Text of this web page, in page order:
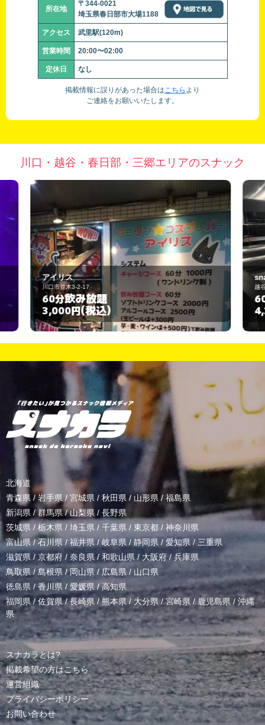
所在地
〒344-0021
埼玉県春日部市大場1188
アクセス 武里駅(120m)
営業時間 20:00〜02:00
定休日 なし
掲載情報に誤りがあった場合はこちら より
ご連絡をお願いいたします。
川口・越谷・春日部・三郷エリアのスナック
snack &me
越谷市南越谷4-11-14
60分飲み放題
4,200円(税込)
北海道
青森県 / 岩手県/ 宮城県 / 秋田県 / 山形県/ 福島県
新潟県 /群馬県/山梨県 / 長野県
茨城県 / 栃木県 / 埼玉県 / 千葉県 / 東京都 / 神奈川県
富山県 /石川県/福井県/岐阜県 / 静岡県 / 愛知県 / 三重県
滋賀県 / 京都府 / 奈良県 / 和歌山県/ 大阪府 /兵庫県
鳥取県/ 島根県 /岡山県/ 広島県 / 山口県
徳島県 /香川県 / 愛媛県/高知県
福岡県/佐賀県/長崎県 /熊本県/ 大分県/宮崎県 /鹿児島県 / 沖縄
県
スナカラとは?
掲載希望の方はこちら
運営組織
プライバシーポリシー
お問い合わせ